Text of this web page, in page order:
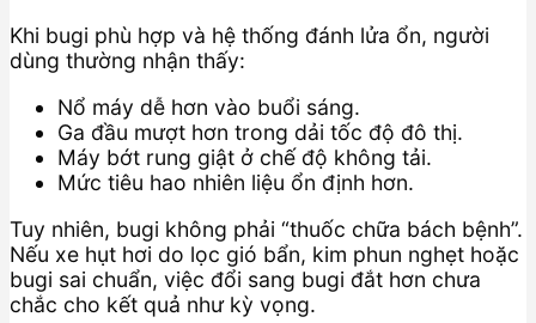
Khi bugi phù hợp và hệ thống đánh lửa ổn, người
dùng thường nhận thấy:
Nổ máy dễ hơn vào buổi sáng.
Ga đầu mượt hơn trong dải tốc độ đô thị.
Máy bớt rung giật ở chế độ không tải.
Mức tiêu hao nhiên liệu ổn định hơn.
Tuy nhiên, bugi không phải “thuốc chữa bách bệnh”.
Nếu xe hụt hơi do lọc gió bẩn, kim phun nghẹt hoặc
bugi sai chuẩn, việc đổi sang bugi đắt hơn chưa
chắc cho kết quả như kỳ vọng.